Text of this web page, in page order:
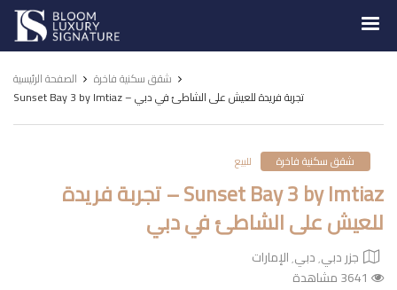
Luxury
Signature
الصفحة الرئيسية
شقق سكنية فاخرة
Sunset Bay 3 by Imtiaz – تجربة فريدة للعيش على الشاطئ في دبي
شقق سكنية فاخرة للبيع
Sunset Bay 3 by Imtiaz – تجربة فريدة
للعيش على الشاطئ في دبي
جزر دبي٬ دبي٬ الإمارات